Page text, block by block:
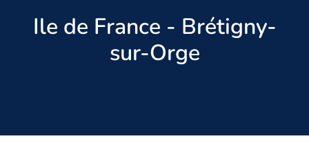
Ile de France - Brétigny-
sur-Orge